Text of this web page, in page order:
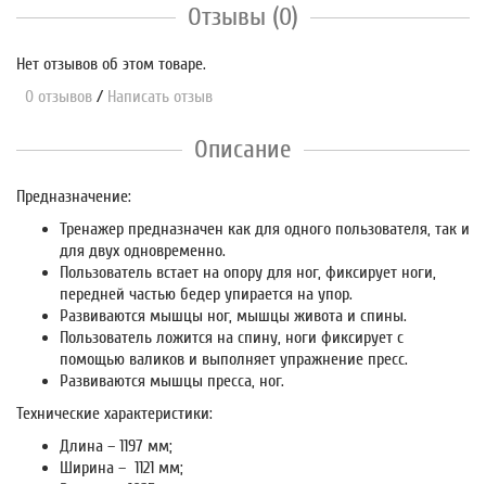
Отзывы (0)
Нет отзывов об этом товаре.
0 отзывов / Написать отзыв
Описание
Предназначение:
Тренажер предназначен как для одного пользователя, так и
для двух одновременно.
Пользователь встает на опору для ног, фиксирует ноги,
передней частью бедер упирается на упор.
Развиваются мышцы ног, мышцы живота и спины.
Пользователь ложится на спину, ноги фиксирует с
помощью валиков и выполняет упражнение пресс.
Развиваются мышцы пресса, ног.
Технические характеристики:
Длина – 1197 мм;
Ширина – 1121 мм;